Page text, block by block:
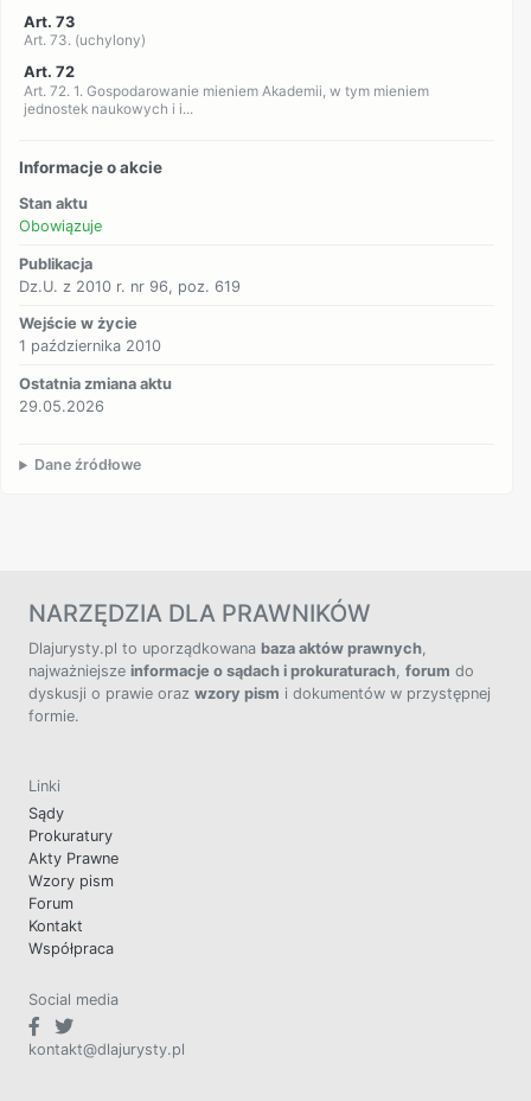
Art. 73
Art. 73. (uchylony)
Art. 72
Art. 72. 1. Gospodarowanie mieniem Akademii, w tym mieniem
jednostek naukowych i i...
Informacje o akcie
Stan aktu
Obowiązuje
Publikacja
Dz.U. z 2010 r. nr 96, poz. 619
Wejście w życie
1 października 2010
Ostatnia zmiana aktu
29.05.2026
Dane źródłowe
NARZĘDZIA DLA PRAWNIKÓW
Dlajurysty.pl to uporządkowana baza aktów prawnych,
najważniejsze informacje o sądach i prokuraturach, forum do
dyskusji o prawie oraz wzory pism i dokumentów w przystępnej
formie.
Linki
Sądy
Prokuratury
Akty Prawne
Wzory pism
Forum
Kontakt
Współpraca
Social media
kontakt@dlajurysty.pl